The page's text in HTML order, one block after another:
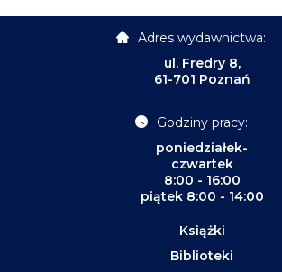
Adres wydawnictwa:
ul. Fredry 8,
61-701 Poznań
Godziny pracy:
poniedziałek-
czwartek
8:00 - 16:00
piątek 8:00 - 14:00
Książki
Biblioteki